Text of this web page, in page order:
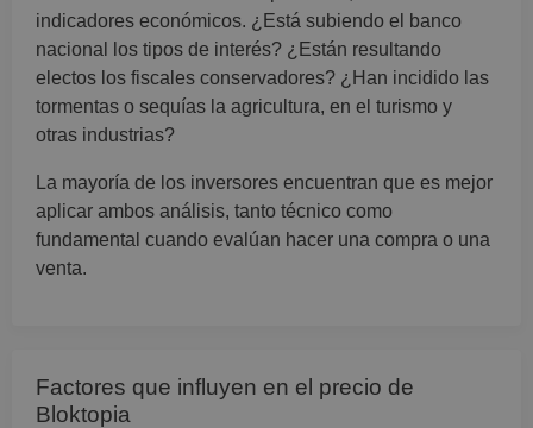
indicadores económicos. ¿Está subiendo el banco
nacional los tipos de interés? ¿Están resultando
electos los fiscales conservadores? ¿Han incidido las
tormentas o sequías la agricultura, en el turismo y
otras industrias?
La mayoría de los inversores encuentran que es mejor
aplicar ambos análisis, tanto técnico como
fundamental cuando evalúan hacer una compra o una
venta.
Factores que influyen en el precio de
Bloktopia